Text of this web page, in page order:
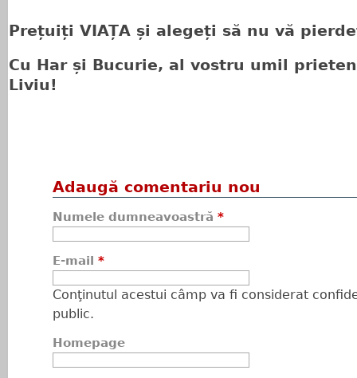
Prețuiți VIAȚA și alegeți să nu vă
Cu Har și Bucurie, al vostru umil
Liviu!
Adaugă comentariu nou
Numele dumneavoastră *
E-mail *
Conţinutul acestui câmp va fi considerat
public.
Homepage